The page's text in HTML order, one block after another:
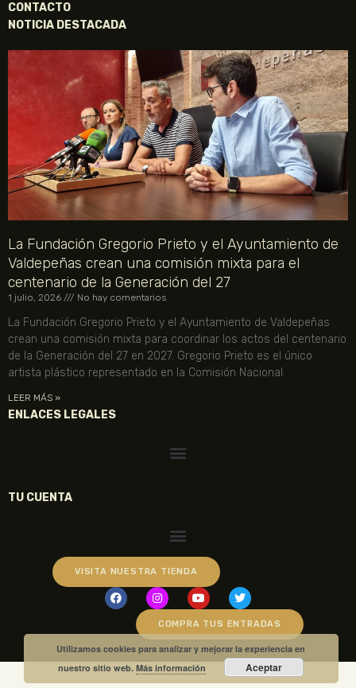
CONTACTO
NOTICIA DESTACADA
La Fundación Gregorio Prieto y el Ayuntamiento de
Valdepeñas crean una comisión mixta para el
centenario de la Generación del 27
1 julio, 2026 No hay comentarios
La Fundación Gregorio Prieto y el Ayuntamiento de Valdepeñas
crean una comisión mixta para coordinar los actos del centenario
de la Generación del 27 en 2027. Gregorio Prieto es el único
artista plástico representado en la Comisión Nacional.
LEER MÁS »
ENLACES LEGALES
TU CUENTA
VISITA NUESTRA TIENDA
COMPRA TUS ENTRADAS
Utilizamos cookies para analizar y mejorar la experiencia en
nuestro sitio web.Más información Aceptar